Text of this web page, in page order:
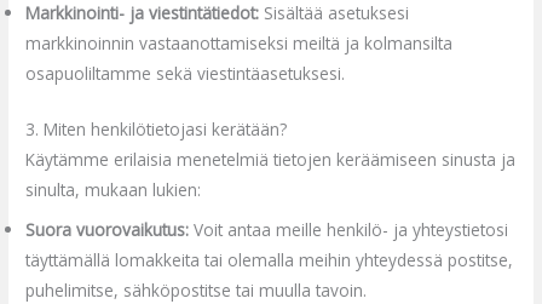
Markkinointi- ja viestintätiedot: Sisältää asetuksesi
markkinoinnin vastaanottamiseksi meiltä ja kolmansilta
osapuoliltamme sekä viestintäasetuksesi.
3. Miten henkilötietojasi kerätään?
Käytämme erilaisia menetelmiä tietojen keräämiseen sinusta ja
sinulta, mukaan lukien:
Suora vuorovaikutus: Voit antaa meille henkilö- ja yhteystietosi
täyttämällä lomakkeita tai olemalla meihin yhteydessä postitse,
puhelimitse, sähköpostitse tai muulla tavoin.